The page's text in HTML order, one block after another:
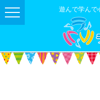
遊んで学んで